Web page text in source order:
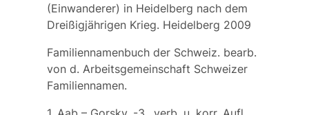
(Einwanderer) in Heidelberg nach dem
Dreißigjährigen Krieg. Heidelberg 2009
Familiennamenbuch der Schweiz. bearb.
von d. Arbeitsgemeinschaft Schweizer
Familiennamen.